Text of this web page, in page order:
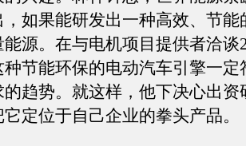
，如果能研发出一种高效、节能
源。在与电机项目提供者洽谈
节能环保的电动汽车引擎一定
趋势。就这样，他下决心出资
定位于自己企业的拳头产品。